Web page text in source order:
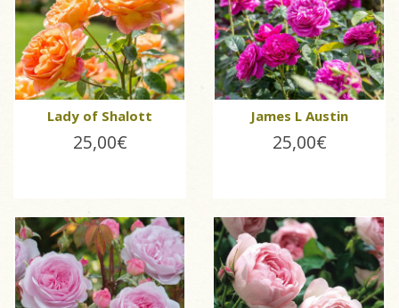
Lady of Shalott
25,00€
James L Austin
25,00€